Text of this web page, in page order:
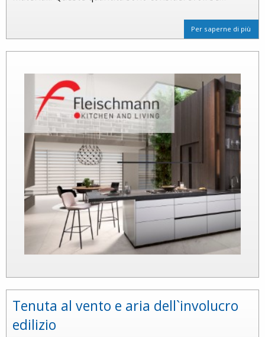
Per saperne di più
Tenuta al vento e aria dell`involucro
edilizio